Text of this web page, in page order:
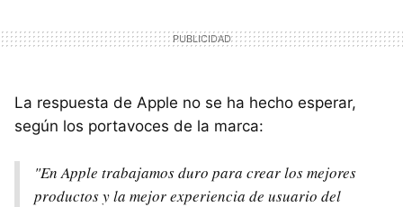
La respuesta de Apple no se ha hecho esperar,
según los portavoces de la marca:
"En Apple trabajamos duro para crear los mejores
productos y la mejor experiencia de usuario del